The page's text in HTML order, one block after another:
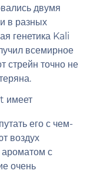
двумя
в разных
генетика Kali
всемирное
стрейн точно не
имеет
его с чем-
воздух
с
очень